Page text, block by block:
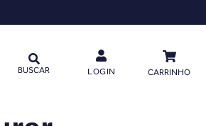
BUSCAR LOGIN CARRINHO